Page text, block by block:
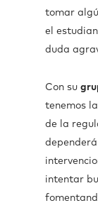
tomar
el
duda
Con su
tenemos
de la
intentar